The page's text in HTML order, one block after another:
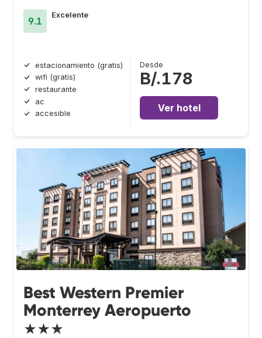
9.1
Excelente
estacionamiento (gratis)
wifi (gratis)
restaurante
ac
accesible
Desde
B/.178
Ver hotel
Best Western Premier
Monterrey Aeropuerto
★★★